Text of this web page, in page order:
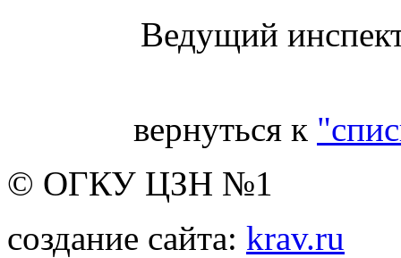
Ведущий
вернуться к
© ОГКУ ЦЗН №1
создание сайта: krav.ru